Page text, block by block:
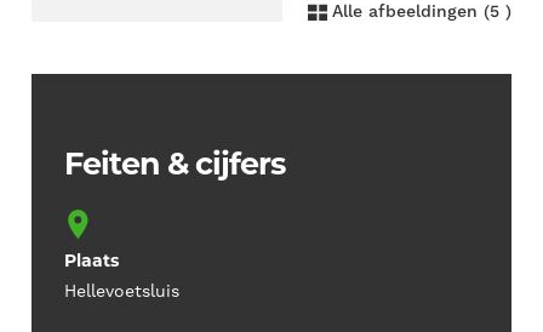
Alle afbeeldingen (5 )
Feiten & cijfers
Plaats
Hellevoetsluis